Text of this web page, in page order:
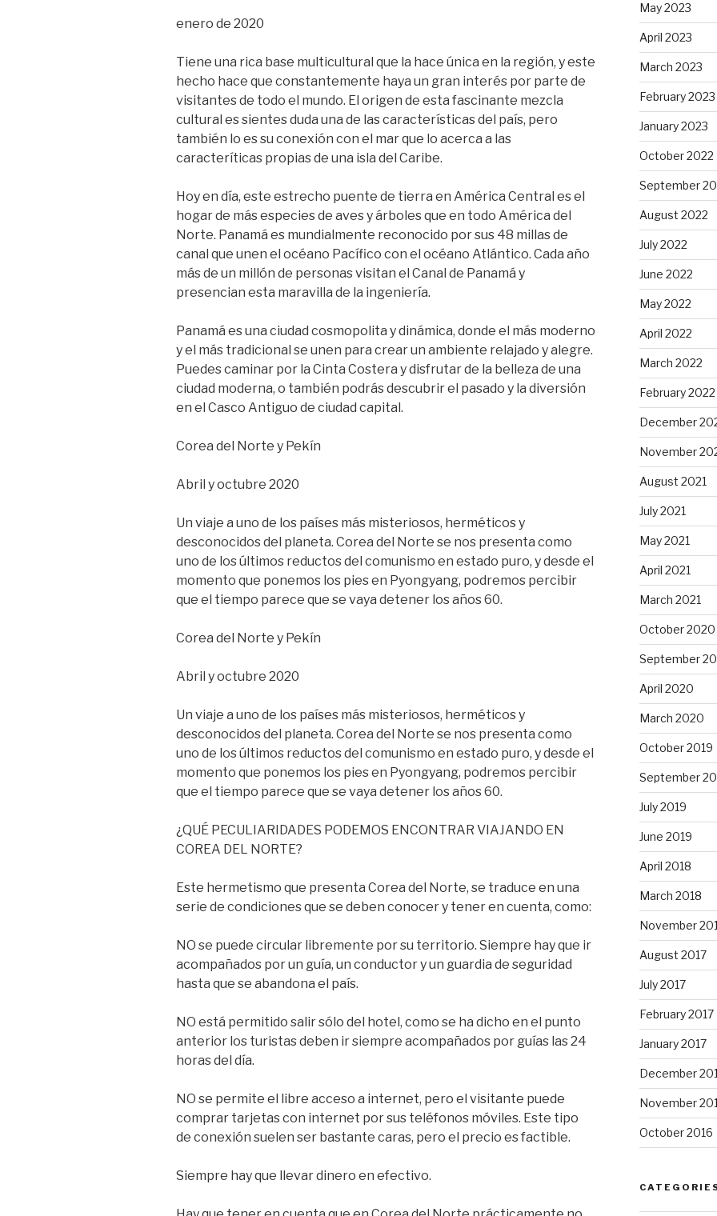
enero de 2020
Tiene una rica base multicultural que la hace única en la región, y este
hecho hace que constantemente haya un gran interés por parte de
visitantes de todo el mundo. El origen de esta fascinante mezcla
cultural es sientes duda una de las características del país, pero
también lo es su conexión con el mar que lo acerca a las
caracteríticas propias de una isla del Caribe.
Hoy en día, este estrecho puente de tierra en América Central es el
hogar de más especies de aves y árboles que en todo América del
Norte. Panamá es mundialmente reconocido por sus 48 millas de
canal que unen el océano Pacífico con el océano Atlántico. Cada año
más de un millón de personas visitan el Canal de Panamá y
presencian esta maravilla de la ingeniería.
Panamá es una ciudad cosmopolita y dinámica, donde el más moderno
y el más tradicional se unen para crear un ambiente relajado y alegre.
Puedes caminar por la Cinta Costera y disfrutar de la belleza de una
ciudad moderna, o también podrás descubrir el pasado y la diversión
en el Casco Antiguo de ciudad capital.
Corea del Norte y Pekín
Abril y octubre 2020
Un viaje a uno de los países más misteriosos, herméticos y
desconocidos del planeta. Corea del Norte se nos presenta como
uno de los últimos reductos del comunismo en estado puro, y desde el
momento que ponemos los pies en Pyongyang, podremos percibir
que el tiempo parece que se vaya detener los años 60.
Corea del Norte y Pekín
Abril y octubre 2020
Un viaje a uno de los países más misteriosos, herméticos y
desconocidos del planeta. Corea del Norte se nos presenta como
uno de los últimos reductos del comunismo en estado puro, y desde el
momento que ponemos los pies en Pyongyang, podremos percibir
que el tiempo parece que se vaya detener los años 60.
¿QUÉ PECULIARIDADES PODEMOS ENCONTRAR VIAJANDO EN
COREA DEL NORTE?
Este hermetismo que presenta Corea del Norte, se traduce en una
serie de condiciones que se deben conocer y tener en cuenta, como:
NO se puede circular libremente por su territorio. Siempre hay que ir
acompañados por un guía, un conductor y un guardia de seguridad
hasta que se abandona el país.
NO está permitido salir sólo del hotel, como se ha dicho en el punto
anterior los turistas deben ir siempre acompañados por guías las 24
horas del día.
NO se permite el libre acceso a internet, pero el visitante puede
comprar tarjetas con internet por sus teléfonos móviles. Este tipo
de conexión suelen ser bastante caras, pero el precio es factible.
Siempre hay que llevar dinero en efectivo.
May 2023
April 2023
March 2023
February 2023
January 2023
October 2022
September
August 2022
July 2022
June 2022
May 2022
April 2022
March 2022
February 2022
December
November
August 2021
July 2021
May 2021
April 2021
March 2021
October 2020
September
April 2020
March 2020
October 2019
September
July 2019
June 2019
April 2018
March 2018
November
August 2017
July 2017
February 2017
January 2017
December
November
October 2016